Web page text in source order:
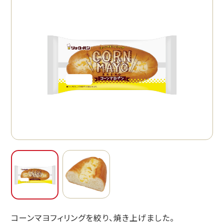
コーンマヨフィリングを絞り、焼き上げました。